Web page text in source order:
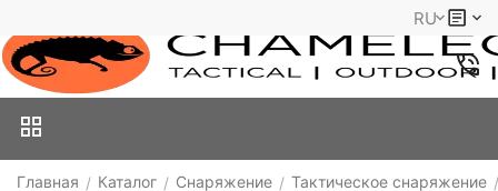
RU
Главная / Каталог / Снаряжение / Тактическое снаряжение /